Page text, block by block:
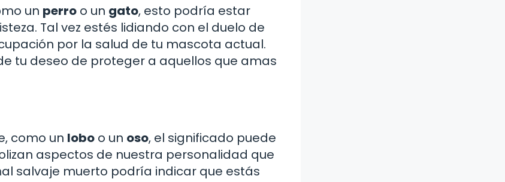
un perro o un gato, esto podría estar
Tal vez estés lidiando con el duelo de
por la salud de tu mascota actual.
tu deseo de proteger a aquellos que amas
como un lobo o un oso, el significado puede
aspectos de nuestra personalidad que
salvaje muerto podría indicar que estás